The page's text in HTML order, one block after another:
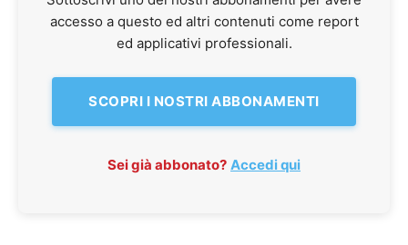
accesso a questo ed altri contenuti come report
ed applicativi professionali.
SCOPRI I NOSTRI ABBONAMENTI
Sei già abbonato? Accedi qui